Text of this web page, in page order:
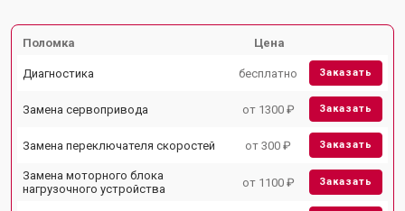
Поломка Цена
Диагностика бесплатно Заказать
Замена сервопривода от 1300 ₽ Заказать
Замена переключателя скоростей от 300 ₽ Заказать
Замена моторного блока
нагрузочного устройства
от 1100 ₽ Заказать